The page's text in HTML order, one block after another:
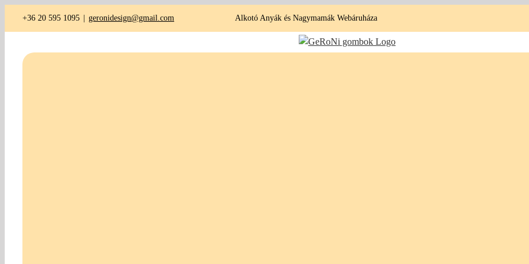
+36 20 595 1095 | geronidesign@gmail.com